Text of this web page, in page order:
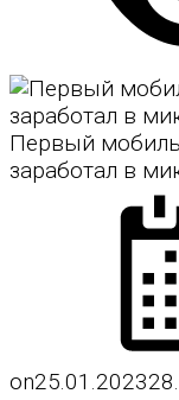
Первый
заработал в
on25.01.2023